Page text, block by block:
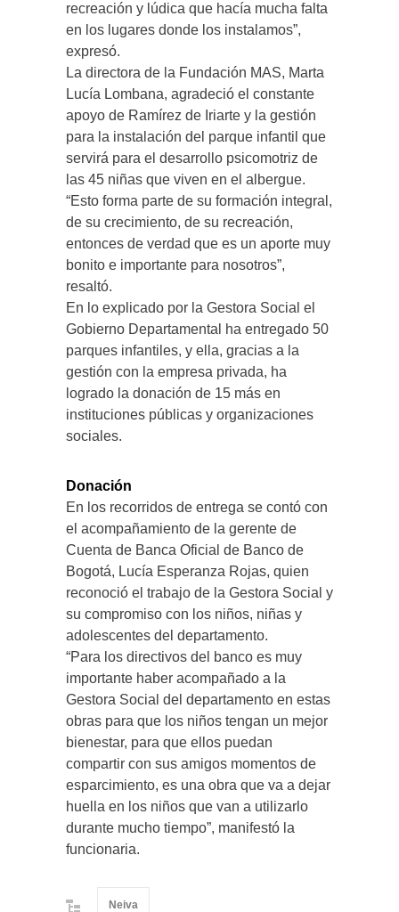
recreación y lúdica que hacía mucha falta
en los lugares donde los instalamos”,
expresó.
La directora de la Fundación MAS, Marta
Lucía Lombana, agradeció el constante
apoyo de Ramírez de Iriarte y la gestión
para la instalación del parque infantil que
servirá para el desarrollo psicomotriz de
las 45 niñas que viven en el albergue.
“Esto forma parte de su formación integral,
de su crecimiento, de su recreación,
entonces de verdad que es un aporte muy
bonito e importante para nosotros”,
resaltó.
En lo explicado por la Gestora Social el
Gobierno Departamental ha entregado 50
parques infantiles, y ella, gracias a la
gestión con la empresa privada, ha
logrado la donación de 15 más en
instituciones públicas y organizaciones
sociales.
Donación
En los recorridos de entrega se contó con
el acompañamiento de la gerente de
Cuenta de Banca Oficial de Banco de
Bogotá, Lucía Esperanza Rojas, quien
reconoció el trabajo de la Gestora Social y
su compromiso con los niños, niñas y
adolescentes del departamento.
“Para los directivos del banco es muy
importante haber acompañado a la
Gestora Social del departamento en estas
obras para que los niños tengan un mejor
bienestar, para que ellos puedan
compartir con sus amigos momentos de
esparcimiento, es una obra que va a dejar
huella en los niños que van a utilizarlo
durante mucho tiempo”, manifestó la
funcionaria.
Neiva